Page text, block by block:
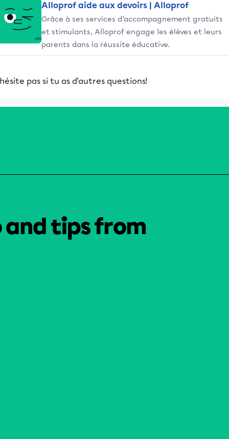
Alloprof aide aux devoirs | Alloprof
Grâce à ses services d’accompagnement gratuits
et stimulants, Alloprof engage les élèves et leurs
parents dans la réussite éducative.
pas si tu as d'autres questions!
and tips from